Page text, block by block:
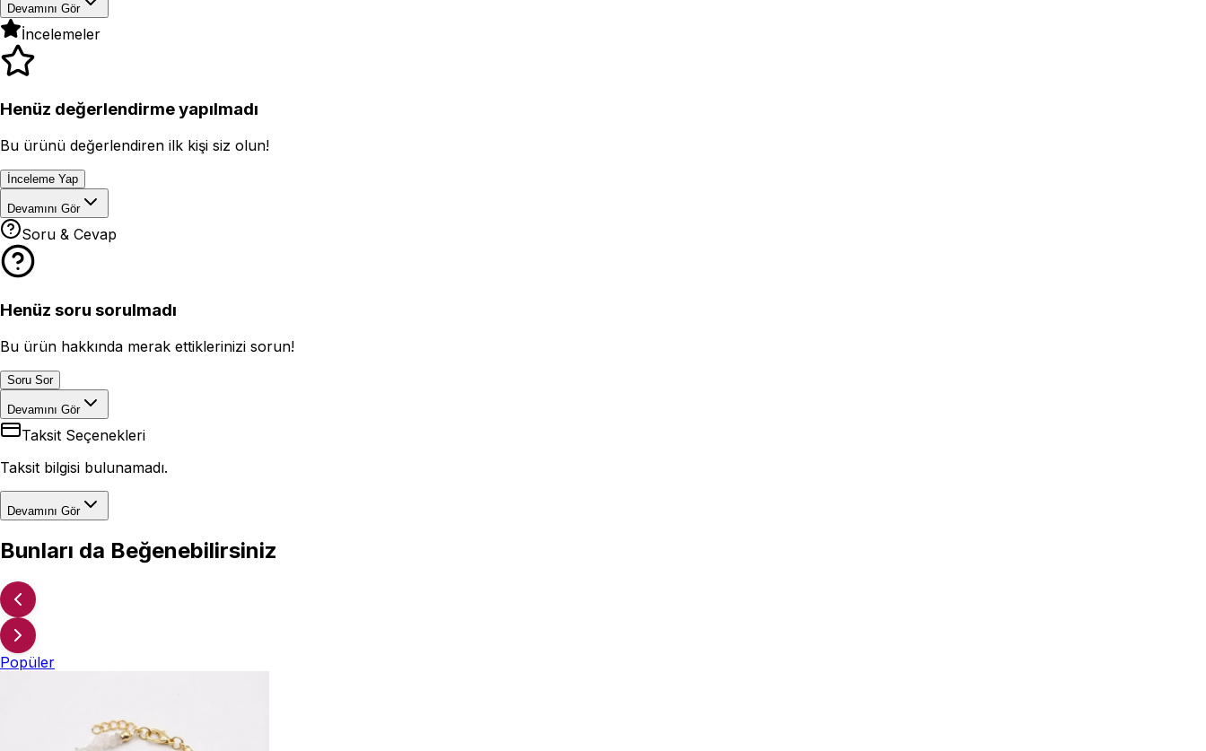
Devamını Gör
İncelemeler
Henüz değerlendirme yapılmadı
Bu ürünü değerlendiren ilk kişi siz olun!
İnceleme Yap
Devamını Gör
Soru & Cevap
Henüz soru sorulmadı
Bu ürün hakkında merak ettiklerinizi sorun!
Soru Sor
Devamını Gör
Taksit Seçenekleri
Taksit bilgisi bulunamadı.
Devamını Gör
Bunları da Beğenebilirsiniz
Popüler